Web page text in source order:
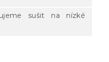
sušit na nízké